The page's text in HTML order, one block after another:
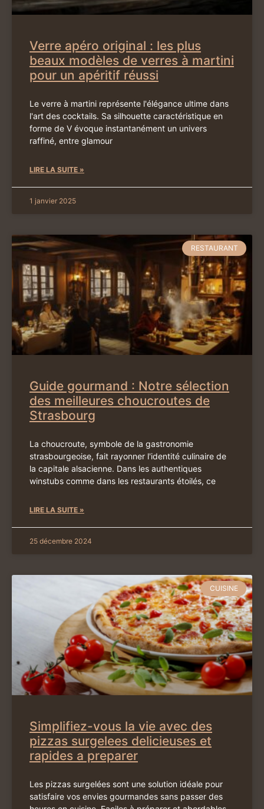
Verre apéro original : les plus
beaux modèles de verres à martini
pour un apéritif réussi
Le verre à martini représente l'élégance ultime dans
l'art des cocktails. Sa silhouette caractéristique en
forme de V évoque instantanément un univers
raffiné, entre glamour
LIRE LA SUITE »
1 janvier 2025
RESTAURANT
Guide gourmand : Notre sélection
des meilleures choucroutes de
Strasbourg
La choucroute, symbole de la gastronomie
strasbourgeoise, fait rayonner l'identité culinaire de
la capitale alsacienne. Dans les authentiques
winstubs comme dans les restaurants étoilés, ce
LIRE LA SUITE »
25 décembre 2024
CUISINE
Simplifiez-vous la vie avec des
pizzas surgelees delicieuses et
rapides a preparer
Les pizzas surgelées sont une solution idéale pour
satisfaire vos envies gourmandes sans passer des